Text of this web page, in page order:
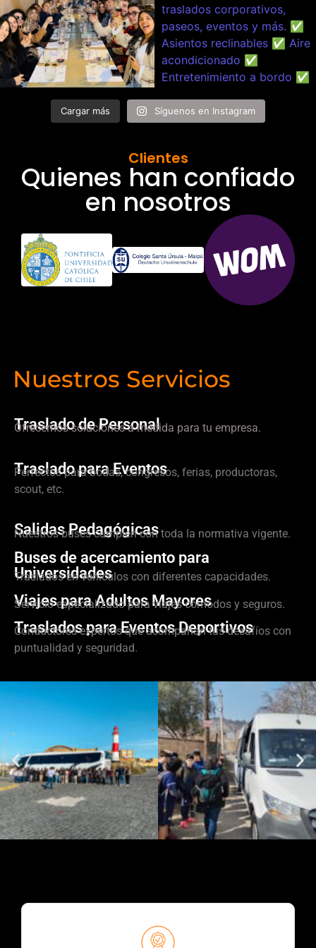
Cargar más Síguenos en Instagram
Clientes
Quienes han confiado
en nosotros
Nuestros Servicios
Traslado de Personal
Ofrecemos soluciones a medida para tu empresa.
Traslado para Eventos
Perfectos para bodas, congresos, ferias, productoras,
scout, etc.
Salidas Pedagógicas
Nuestros buses cumplen con toda la normativa vigente.
Buses de acercamiento para
Universidades
Traslados en vehículos con diferentes capacidades.
Viajes para Adultos Mayores
Servicio especializado para viajes cómodos y seguros.
Traslados para Eventos Deportivos
Conductores expertos que acompañan tus desafíos con
puntualidad y seguridad.